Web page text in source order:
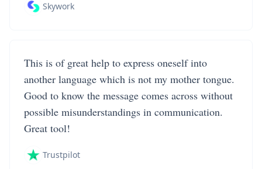
Skywork
This is of great help to express oneself into
another language which is not my mother tongue.
Good to know the message comes across without
possible misunderstandings in communication.
Great tool!
Trustpilot